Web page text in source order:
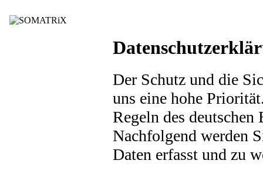
Der Schutz und die
uns eine hohe
Regeln des deutschen
Nachfolgend werden
Daten erfasst und zu